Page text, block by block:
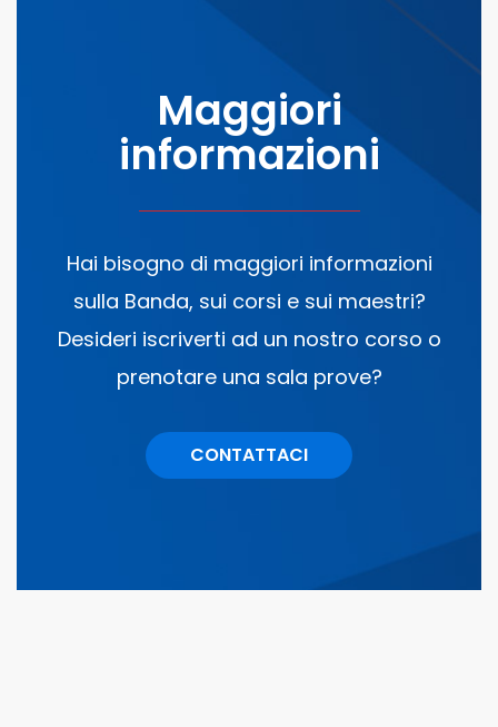
Maggiori
informazioni
Hai bisogno di maggiori informazioni
sulla Banda, sui corsi e sui maestri?
Desideri iscriverti ad un nostro corso o
prenotare una sala prove?
CONTATTACI